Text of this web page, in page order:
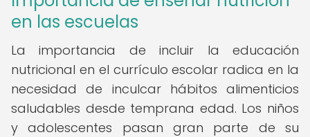
en las escuelas
La importancia de incluir la educación
nutricional en el currículo escolar radica en la
necesidad de inculcar hábitos alimenticios
saludables desde temprana edad. Los niños
y adolescentes pasan gran parte de su